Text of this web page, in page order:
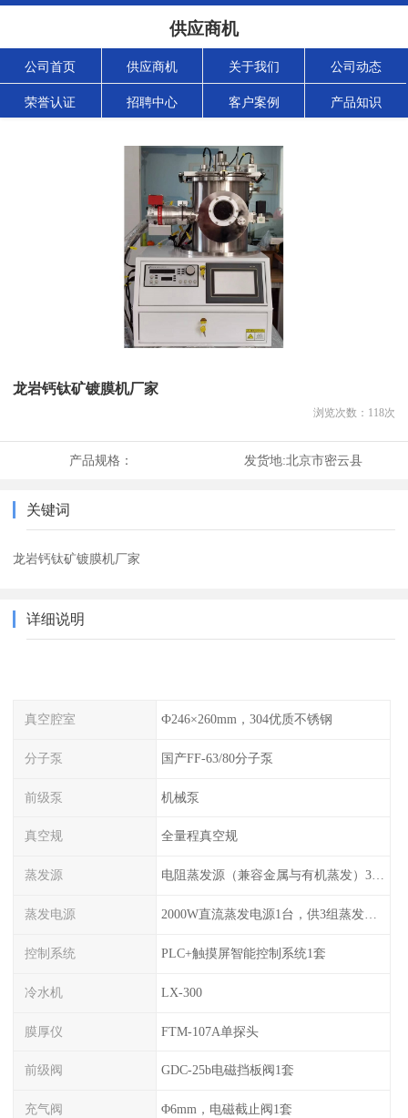
供应商机
公司首页 供应商机 关于我们 公司动态
荣誉认证 招聘中心 客户案例 产品知识
龙岩钙钛矿镀膜机厂家
浏览次数： 118次
产品规格： 发货地:北京市密云县
关键词
龙岩钙钛矿镀膜机厂家
详细说明
真空腔室 Ф246×260mm，304优质不锈钢
分子泵 国产FF-63/80分子泵
前级泵 机械泵
真空规 全量程真空规
蒸发源 电阻蒸发源（兼容金属与有机蒸发）3组，可切换使用
蒸发电源 2000W直流蒸发电源1台，供3组蒸发源切换使用
控制系统 PLC+触摸屏智能控制系统1套
冷水机 LX-300
膜厚仪 FTM-107A单探头
前级阀 GDC-25b电磁挡板阀1套
充气阀 Φ6mm，电磁截止阀1套